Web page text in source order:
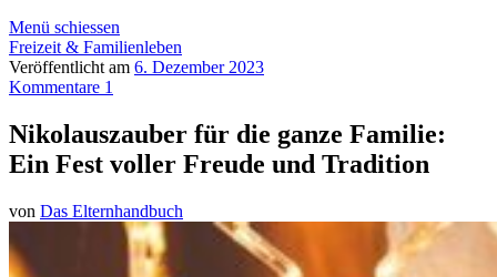
Menü schiessen
Freizeit & Familienleben
Veröffentlicht am 6. Dezember 2023
Kommentare 1
Nikolauszauber für die ganze Familie:
Ein Fest voller Freude und Tradition
von Das Elternhandbuch